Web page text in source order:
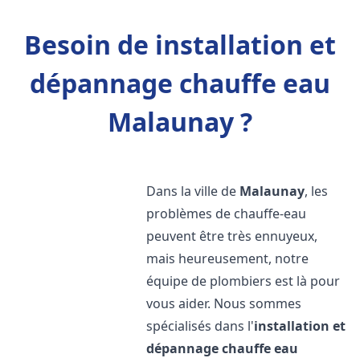
Besoin de installation et
dépannage chauffe eau
Malaunay ?
Dans la ville de Malaunay, les
problèmes de chauffe-eau
peuvent être très ennuyeux,
mais heureusement, notre
équipe de plombiers est là pour
vous aider. Nous sommes
spécialisés dans l'installation et
dépannage chauffe eau